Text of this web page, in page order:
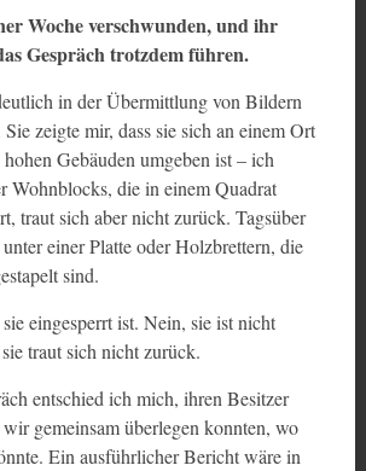
Woche verschwunden, und ihr
Gespräch trotzdem führen.
in der Übermittlung von Bildern
zeigte mir, dass sie sich an einem Ort
Gebäuden umgeben ist – ich
Wohnblocks, die in einem Quadrat
traut sich aber nicht zurück. Tagsüber
einer Platte oder Holzbrettern, die
sind.
eingesperrt ist. Nein, sie ist nicht
traut sich nicht zurück.
entschied ich mich, ihren Besitzer
gemeinsam überlegen konnten, wo
Ein ausführlicher Bericht wäre in